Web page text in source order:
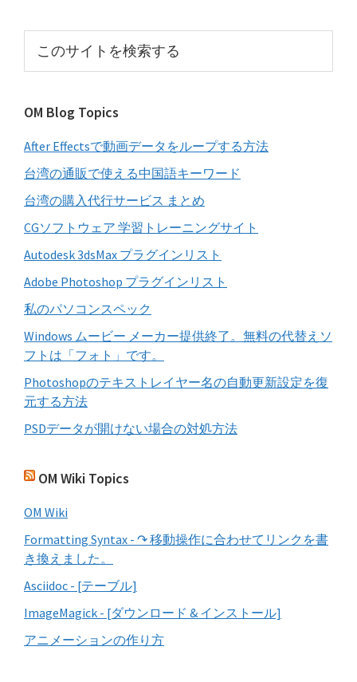
サ
イ
バ
ー
ト
検
索
す
る
OM Blog Topics
After Effectsで動画データをループする方法
台湾の通販で使える中国語キーワード
台湾の購入代行サービス まとめ
CGソフトウェア 学習トレーニングサイト
Autodesk 3dsMax プラグインリスト
Adobe Photoshop プラグインリスト
私のパソコンスペック
Windows ムービー メーカー提供終了。無料の代替えソ
フトは「フォト」です。
Photoshopのテキストレイヤー名の自動更新設定を復
元する方法
PSDデータが開けない場合の対処方法
OM Wiki Topics
OM Wiki
Formatting Syntax - ↷ 移動操作に合わせてリンクを書
き換えました。
Asciidoc - [テーブル]
ImageMagick - [ダウンロード & インストール]
アニメーションの作り方